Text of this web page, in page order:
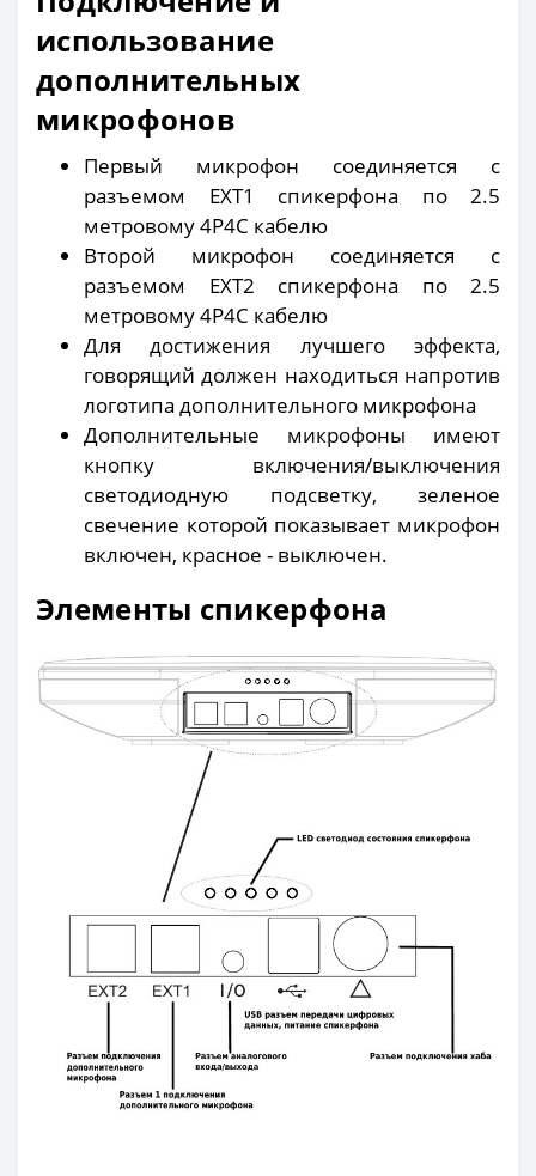
использование
дополнительных
микрофонов
Первый микрофон соединяется с
разъемом EXT1 спикерфона по 2.5
метровому 4P4C кабелю
Второй микрофон соединяется с
разъемом EXT2 спикерфона по 2.5
метровому 4P4C кабелю
Для достижения лучшего эффекта,
говорящий должен находиться напротив
логотипа дополнительного микрофона
Дополнительные микрофоны имеют
кнопку включения/выключения
светодиодную подсветку, зеленое
свечение которой показывает микрофон
включен, красное - выключен.
Элементы спикерфона